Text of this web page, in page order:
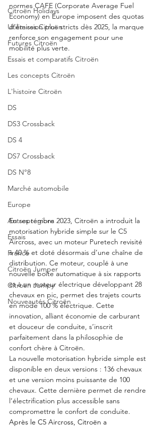
Citroën Holidays
Utilitaires Citroën
Futures Citroën
Essais et comparatifs Citroën
Les concepts Citroën
L'histoire Citroën
DS
DS3 Crossback
DS 4
DS7 Crossback
DS N°8
Marché automobile
Europe
Autres régions
Essais
France
Citroën Jumper
Citroën Jumpy
Nouveautés Citroën
normes CAFE (Corporate Average Fuel
Economy) en Europe imposent des quotas
d’émission plus stricts dès 2025, la marque
renforce son engagement pour une
mobilité plus verte.
En septembre 2023, Citroën a introduit la
motorisation hybride simple sur le C5
Aircross, avec un moteur Puretech revisité
à 40 % et doté désormais d’une chaîne de
distribution. Ce moteur, couplé à une
nouvelle boîte automatique à six rapports
et à un moteur électrique développant 28
chevaux en pic, permet des trajets courts
en mode 100 % électrique. Cette
innovation, alliant économie de carburant
et douceur de conduite, s’inscrit
parfaitement dans la philosophie de
confort chère à Citroën.
La nouvelle motorisation hybride simple est
disponible en deux versions : 136 chevaux
et une version moins puissante de 100
chevaux. Cette dernière permet de rendre
l’électrification plus accessible sans
compromettre le confort de conduite.
Après le C5 Aircross, Citroën a